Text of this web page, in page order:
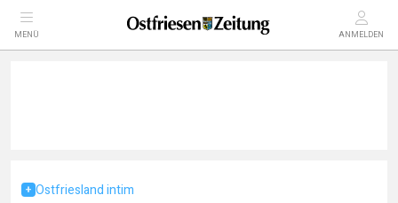
MENÜ ANMELDEN
Ostfriesland intim